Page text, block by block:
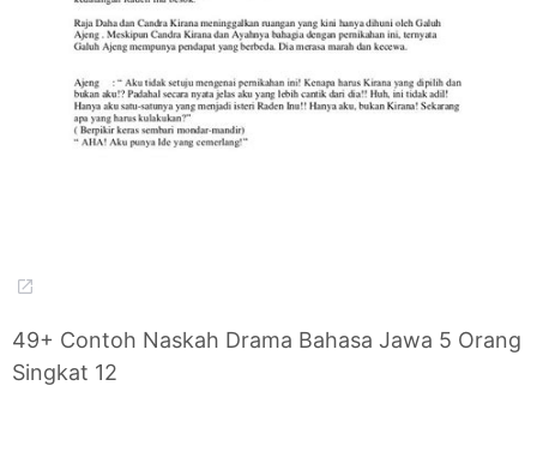
49+ Contoh Naskah Drama Bahasa Jawa 5 Orang
Singkat 12